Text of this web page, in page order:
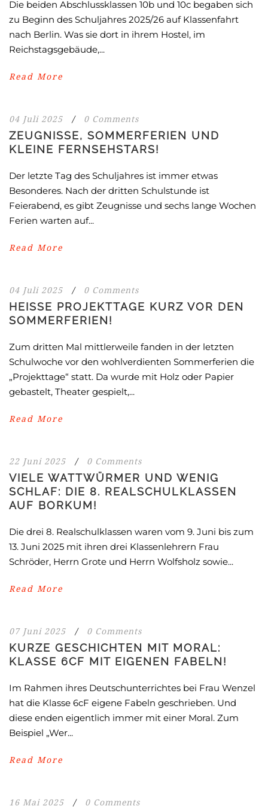
Die beiden Abschlussklassen 10b und 10c begaben sich
zu Beginn des Schuljahres 2025/26 auf Klassenfahrt
nach Berlin. Was sie dort in ihrem Hostel, im
Reichstagsgebäude,...
Read More
04 Juli 2025 / 0 Comments
ZEUGNISSE, SOMMERFERIEN UND
KLEINE FERNSEHSTARS!
Der letzte Tag des Schuljahres ist immer etwas
Besonderes. Nach der dritten Schulstunde ist
Feierabend, es gibt Zeugnisse und sechs lange Wochen
Ferien warten auf...
Read More
04 Juli 2025 / 0 Comments
HEISSE PROJEKTTAGE KURZ VOR DEN S
OMMERFERIEN!
Zum dritten Mal mittlerweile fanden in der letzten
Schulwoche vor den wohlverdienten Sommerferien die
„Projekttage“ statt. Da wurde mit Holz oder Papier
gebastelt, Theater gespielt,...
Read More
22 Juni 2025 / 0 Comments
VIELE WATTWÜRMER UND WENIG
SCHLAF: DIE 8. REALSCHULKLASSEN
AUF BORKUM!
Die drei 8. Realschulklassen waren vom 9. Juni bis zum
13. Juni 2025 mit ihren drei Klassenlehrern Frau
Schröder, Herrn Grote und Herrn Wolfsholz sowie...
Read More
07 Juni 2025 / 0 Comments
KURZE GESCHICHTEN MIT MORAL:
KLASSE 6CF MIT EIGENEN FABELN!
Im Rahmen ihres Deutschunterrichtes bei Frau Wenzel
hat die Klasse 6cF eigene Fabeln geschrieben. Und
diese enden eigentlich immer mit einer Moral. Zum
Beispiel „Wer...
Read More
16 Mai 2025 / 0 Comments